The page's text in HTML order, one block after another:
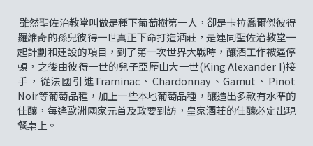
雖然聖佐治教堂叫做是種下葡萄樹第一人，卻是卡拉喬爾傑彼得
羅維奇的孫兒彼得一世真正下命打造酒莊，是連同聖佐治教堂一
起計劃和建設的項目，到了第一次世界大戰時，釀酒工作被逼停
頓，之後由彼得一世的兒子亞歷山大一世(King Alexander I)接
手，從法國引進Traminac、Chardonnay、Gamut、Pinot
Noir等葡萄品種，加上一些本地葡萄品種，釀造出多款有水準的
佳釀，每逢歐洲國家元首及政要到訪，皇家酒莊的佳釀必定出現
餐桌上。